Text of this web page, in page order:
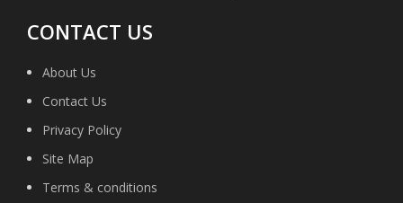
CONTACT US
About Us
Contact Us
Privacy Policy
Site Map
Terms & conditions